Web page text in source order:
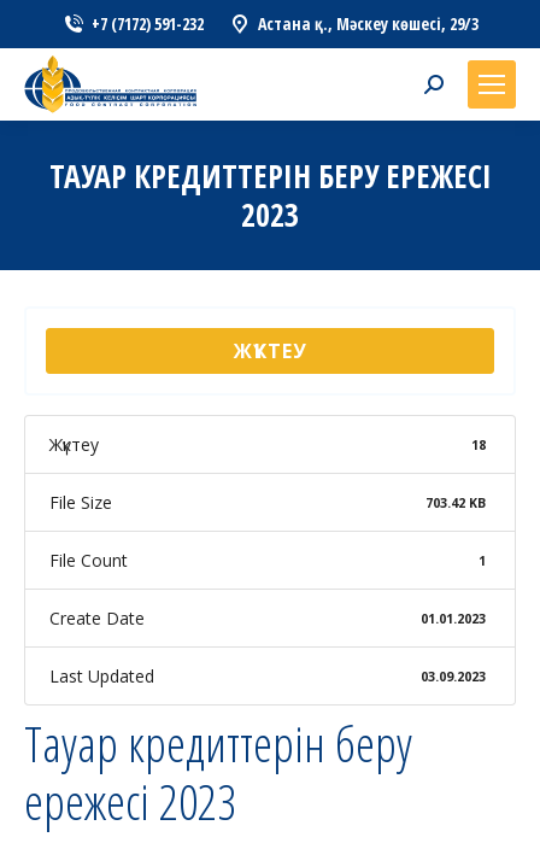
+7 (7172) 591-232 Астана қ., Мәскеу көшесі, 29/3
Search:
ТАУАР КРЕДИТТЕРІН БЕРУ ЕРЕЖЕСІ
2023
ЖҮКТЕУ
Жүктеу 18
File Size 703.42 KB
File Count 1
Create Date 01.01.2023
Last Updated 03.09.2023
Тауар кредиттерін беру
ережесі 2023